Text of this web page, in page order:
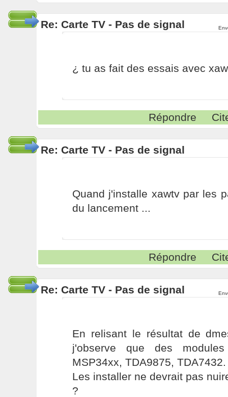
Re: Carte TV - Pas de signal
¿ tu as fait des essais avec
Répondre
Re: Carte TV - Pas de signal
Quand j'installe xawtv par les
du lancement ...
Répondre
Re: Carte TV - Pas de signal
En relisant le résultat de
j'observe que des
MSP34xx, TDA9875, TDA7432.
Les installer ne devrait pas
?